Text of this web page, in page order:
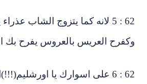
62 : 5 لانه كما يتزوج الشاب عذراء
العريس بالعروس يفرح بك
62 : 6 على اسوارك يا